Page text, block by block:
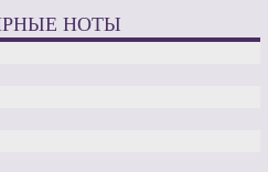
НОТЫ